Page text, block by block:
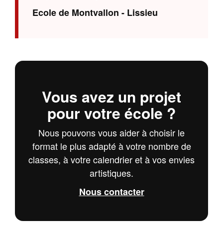
Ecole de Montvallon - Lissieu
Vous avez un projet
pour votre école ?
Nous pouvons vous aider à choisir le
format le plus adapté à votre nombre de
classes, à votre calendrier et à vos envies
artistiques.
Nous contacter